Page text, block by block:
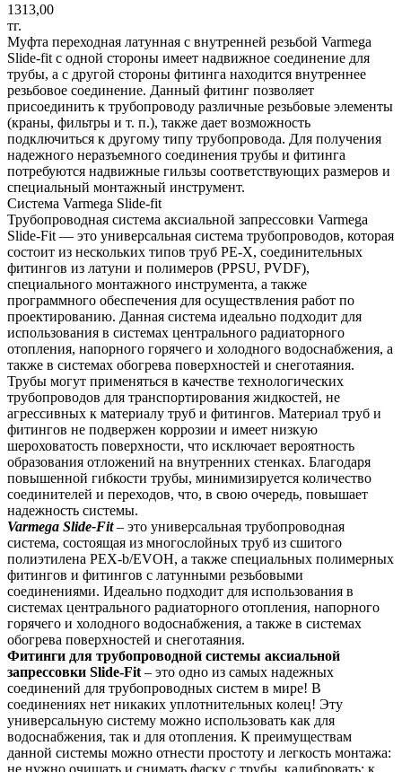
1313,00
тг.
Муфта переходная латунная с внутренней резьбой Varmega
Slide-fit с одной стороны имеет надвижное соединение для
трубы, а с другой стороны фитинга находится внутреннее
резьбовое соединение. Данный фитинг позволяет
присоединить к трубопроводу различные резьбовые элементы
(краны, фильтры и т. п.), также дает возможность
подключиться к другому типу трубопровода. Для получения
надежного неразъемного соединения трубы и фитинга
потребуются надвижные гильзы соответствующих размеров и
специальный монтажный инструмент.
Система Varmega Slide-fit
Трубопроводная система аксиальной запрессовки Varmega
Slide-Fit — это универсальная система трубопроводов, которая
состоит из нескольких типов труб PE-X, соединительных
фитингов из латуни и полимеров (PPSU, PVDF),
специального монтажного инструмента, а также
программного обеспечения для осуществления работ по
проектированию. Данная система идеально подходит для
использования в системах центрального радиаторного
отопления, напорного горячего и холодного водоснабжения, а
также в системах обогрева поверхностей и снеготаяния.
Трубы могут применяться в качестве технологических
трубопроводов для транспортирования жидкостей, не
агрессивных к материалу труб и фитингов. Материал труб и
фитингов не подвержен коррозии и имеет низкую
шероховатость поверхности, что исключает вероятность
образования отложений на внутренних стенках. Благодаря
повышенной гибкости трубы, минимизируется количество
соединителей и переходов, что, в свою очередь, повышает
надежность системы.
Varmega Slide-Fit– это универсальная трубопроводная
система, состоящая из многослойных труб из сшитого
полиэтилена PEX-b/EVOH, а также специальных полимерных
фитингов и фитингов с латунными резьбовыми
соединениями. Идеально подходит для использования в
системах центрального радиаторного отопления, напорного
горячего и холодного водоснабжения, а также в системах
обогрева поверхностей и снеготаяния.
Фитинги для трубопроводной системы аксиальной
запрессовки Slide-Fit – это одно из самых надежных
соединений для трубопроводных систем в мире! В
соединениях нет никаких уплотнительных колец! Эту
универсальную систему можно использовать как для
водоснабжения, так и для отопления. К преимуществам
данной системы можно отнести простоту и легкость монтажа:
не нужно очищать и снимать фаску с трубы, калибровать; к